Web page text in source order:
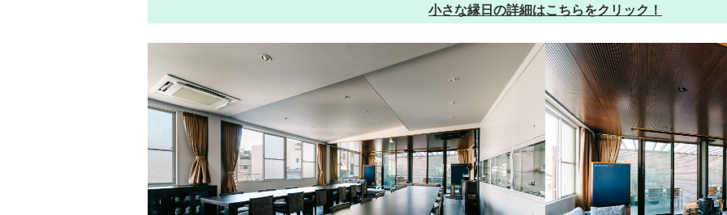
小さな縁日の詳細はこちらをクリック！